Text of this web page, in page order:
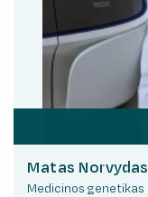
Matas Norvydas
Medicinos genetikas